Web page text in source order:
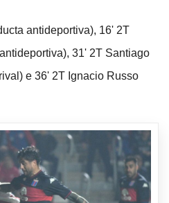
antideportiva), 16' 2T
31' 2T Santiago
e 36' 2T Ignacio Russo